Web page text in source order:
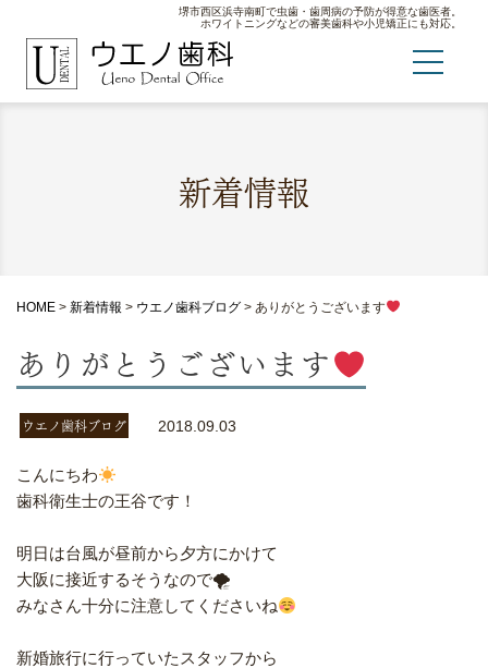
堺市西区浜寺南町で虫歯・歯周病の予防が得意な歯医者。
ホワイトニングなどの審美歯科や小児矯正にも対応。
新着情報
HOME > 新着情報 > ウエノ歯科ブログ > ありがとうございます
ありがとうございます
ウエノ歯科ブログ 2018.09.03
こんにちわ
歯科衛生士の王谷です！
明日は台風が昼前から夕方にかけて
大阪に接近するそうなので🌪
みなさん十分に注意してくださいね
新婚旅行に行っていたスタッフから